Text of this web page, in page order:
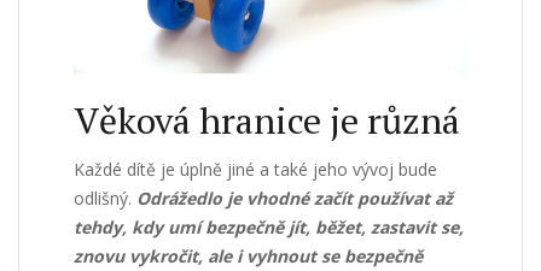
Věková hranice je různá
Každé dítě je úplně jiné a také jeho vývoj bude
odlišný. Odrážedlo je vhodné začít používat až
tehdy, kdy umí bezpečně jít, běžet, zastavit se,
znovu vykročit, ale i vyhnout se bezpečně